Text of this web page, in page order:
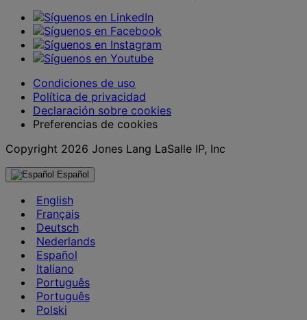
Condiciones de uso
Política de privacidad
Declaración sobre cookies
Preferencias de cookies
Copyright 2026 Jones Lang LaSalle IP, Inc
Español
English
Français
Deutsch
Nederlands
Español
Italiano
Português
Português
Polski